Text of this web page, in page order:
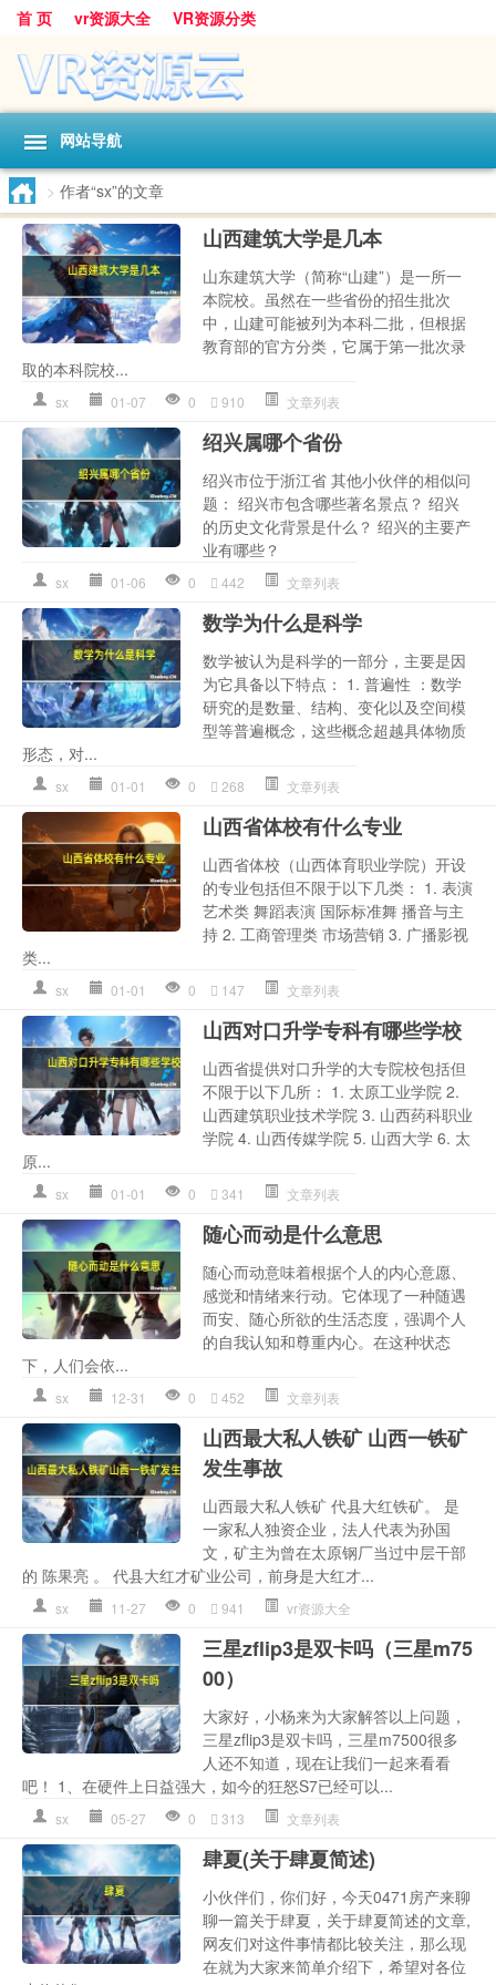
首 页 vr资源大全 VR资源分类
网站导航
> 作者“sx”的文章
山西建筑大学是几本
山东建筑大学（简称“山建”）是一所一
本院校。虽然在一些省份的招生批次
中，山建可能被列为本科二批，但根据
教育部的官方分类，它属于第一批次录
取的本科院校...
sx 01-07 0 910 文章列表
绍兴属哪个省份
绍兴市位于浙江省 其他小伙伴的相似问
题： 绍兴市包含哪些著名景点？ 绍兴
的历史文化背景是什么？ 绍兴的主要产
业有哪些？
sx 01-06 0 442 文章列表
数学为什么是科学
数学被认为是科学的一部分，主要是因
为它具备以下特点： 1. 普遍性 ：数学
研究的是数量、结构、变化以及空间模
型等普遍概念，这些概念超越具体物质
形态，对...
sx 01-01 0 268 文章列表
山西省体校有什么专业
山西省体校（山西体育职业学院）开设
的专业包括但不限于以下几类： 1. 表演
艺术类 舞蹈表演 国际标准舞 播音与主
持 2. 工商管理类 市场营销 3. 广播影视
类...
sx 01-01 0 147 文章列表
山西对口升学专科有哪些学校
山西省提供对口升学的大专院校包括但
不限于以下几所： 1. 太原工业学院 2.
山西建筑职业技术学院 3. 山西药科职业
学院 4. 山西传媒学院 5. 山西大学 6. 太
原...
sx 01-01 0 341 文章列表
随心而动是什么意思
随心而动意味着根据个人的内心意愿、
感觉和情绪来行动。它体现了一种随遇
而安、随心所欲的生活态度，强调个人
的自我认知和尊重内心。在这种状态
下，人们会依...
sx 12-31 0 452 文章列表
山西最大私人铁矿 山西一铁矿
发生事故
山西最大私人铁矿 代县大红铁矿。 是
一家私人独资企业，法人代表为孙国
文，矿主为曾在太原钢厂当过中层干部
的 陈果亮 。 代县大红才矿业公司，前身是大红才...
sx 11-27 0 941 vr资源大全
三星zflip3是双卡吗（三星m75
00）
大家好，小杨来为大家解答以上问题，
三星zflip3是双卡吗，三星m7500很多
人还不知道，现在让我们一起来看看
吧！ 1、在硬件上日益强大，如今的狂怒S7已经可以...
sx 05-27 0 313 文章列表
肆夏(关于肆夏简述)
小伙伴们，你们好，今天0471房产来聊
聊一篇关于肆夏，关于肆夏简述的文章,
网友们对这件事情都比较关注，那么现
在就为大家来简单介绍下，希望对各位